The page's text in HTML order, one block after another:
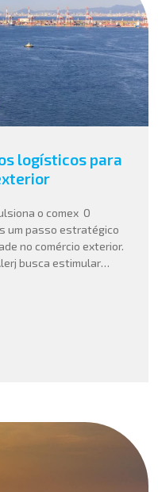
logísticos para
o comex O
um passo estratégico
no comércio exterior.
busca estimular
e exportação,